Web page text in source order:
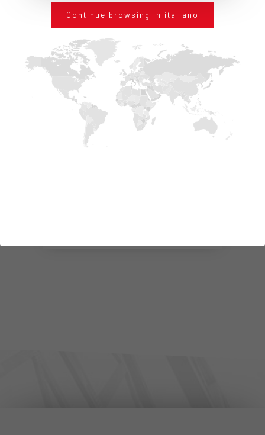
PRODOTTICORRELATI
Continue browsing in italiano